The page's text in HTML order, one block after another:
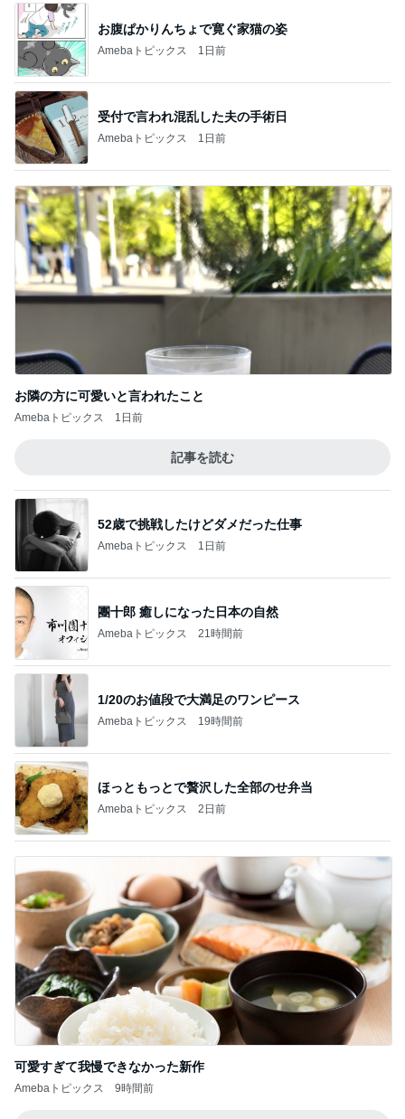
お腹ぱかりんちょで寛ぐ家猫の姿
Amebaトピックス 1日前
受付で言われ混乱した夫の手術日
Amebaトピックス 1日前
お隣の方に可愛いと言われたこと
Amebaトピックス 1日前
記事を読む
52歳で挑戦したけどダメだった仕事
Amebaトピックス 1日前
團十郎 癒しになった日本の自然
Amebaトピックス 21時間前
1/20のお値段で大満足のワンピース
Amebaトピックス 19時間前
ほっともっとで贅沢した全部のせ弁当
Amebaトピックス 2日前
可愛すぎて我慢できなかった新作
Amebaトピックス 9時間前